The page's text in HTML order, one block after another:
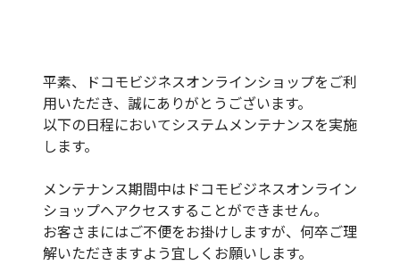
平素、ドコモビジネスオンラインショップをご利
用いただき、誠にありがとうございます。
以下の日程においてシステムメンテナンスを実施
します。
メンテナンス期間中はドコモビジネスオンライン
ショップへアクセスすることができません。
お客さまにはご不便をお掛けしますが、何卒ご理
解いただきますよう宜しくお願いします。